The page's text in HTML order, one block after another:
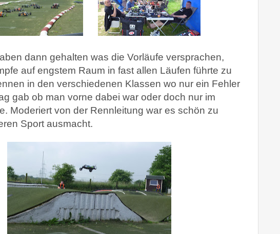
dann gehalten was die Vorläufe versprachen,
auf engstem Raum in fast allen Läufen führte zu
in den verschiedenen Klassen wo nur ein Fehler
gab ob man vorne dabei war oder doch nur im
Moderiert von der Rennleitung war es schön zu
Sport ausmacht.